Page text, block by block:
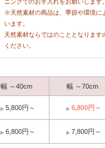
ニングでのお手入れをお願いします。
※天然素材の商品は、季節や環境に
います。
天然素材ならではのこととなります
ください。
幅 ～40cm 幅 ～70cm
5,800円～ 6,800円～
6,800円～ 7,800円～